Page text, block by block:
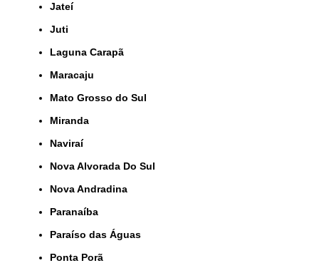
Jateí
Juti
Laguna Carapã
Maracaju
Mato Grosso do Sul
Miranda
Naviraí
Nova Alvorada Do Sul
Nova Andradina
Paranaíba
Paraíso das Águas
Ponta Porã